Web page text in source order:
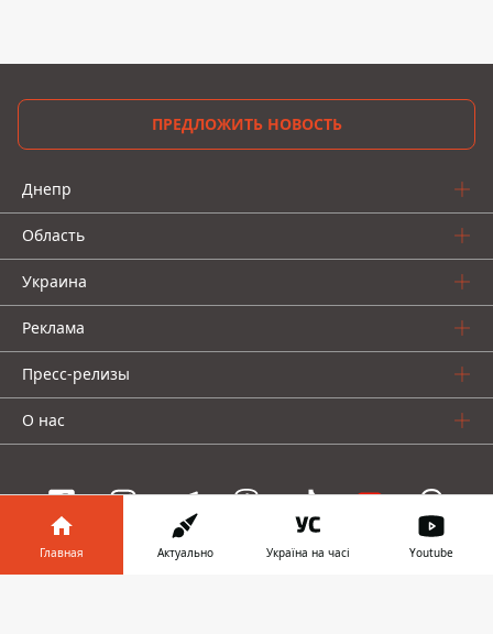
ПРЕДЛОЖИТЬ НОВОСТЬ
Днепр
Область
Украина
Реклама
Пресс-релизы
О нас
Главная Актуально Україна на часі Youtube